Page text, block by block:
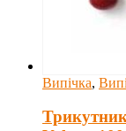
Випічка,